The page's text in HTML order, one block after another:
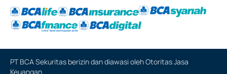
PT BCA Sekuritas berizin dan diawasi oleh Otoritas Jasa
Keuangan